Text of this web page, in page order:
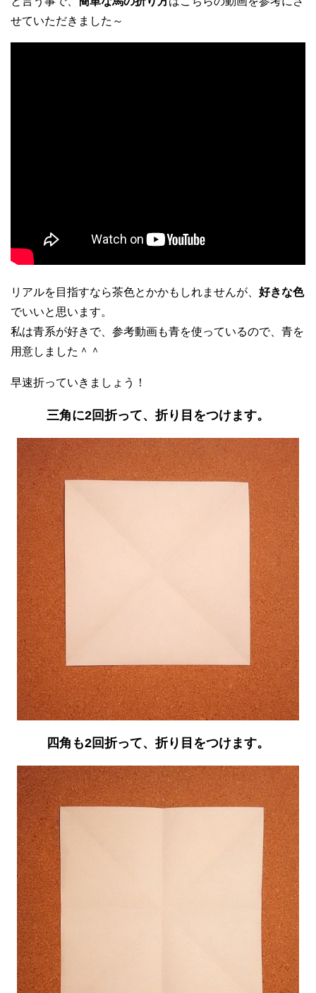
せていただきました～
リアルを目指すなら茶色とかかもしれませんが、 好きな色
でいいと思います。
私は青系が好きで、参考動画も青を使っているので、青を
用意しました＾＾
早速折っていきましょう！
三角に2回折って、折り目をつけます。
四角も2回折って、折り目をつけます。